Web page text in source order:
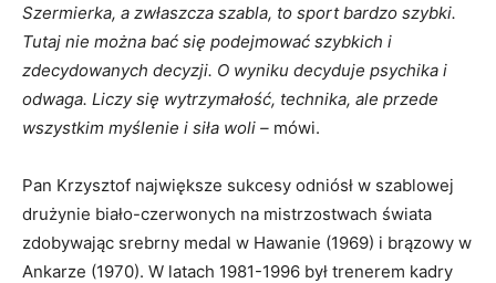
Szermierka, a zwłaszcza szabla, to sport bardzo szybki.
Tutaj nie można bać się podejmować szybkich i
zdecydowanych decyzji. O wyniku decyduje psychika i
odwaga. Liczy się wytrzymałość, technika, ale przede
wszystkim myślenie i siła woli – mówi.
Pan Krzysztof największe sukcesy odniósł w szablowej
drużynie biało-czerwonych na mistrzostwach świata
zdobywając srebrny medal w Hawanie (1969) i brązowy w
Ankarze (1970). W latach 1981-1996 był trenerem kadry